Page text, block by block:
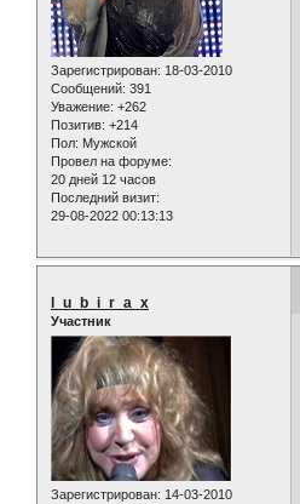
Зарегистрирован: 18-03-2010
Сообщений: 391
Уважение: +262
Позитив: +214
Пол: Мужской
Провел на форуме:
20 дней 12 часов
Последний визит:
29-08-2022 00:13:13
l_u_b_i_r_a_x
Участник
Зарегистрирован: 14-03-2010